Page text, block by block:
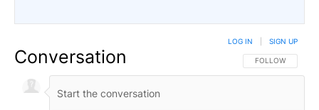
Conversation FOLLOW THIS
FOLLOW
LOG IN SIGN UP